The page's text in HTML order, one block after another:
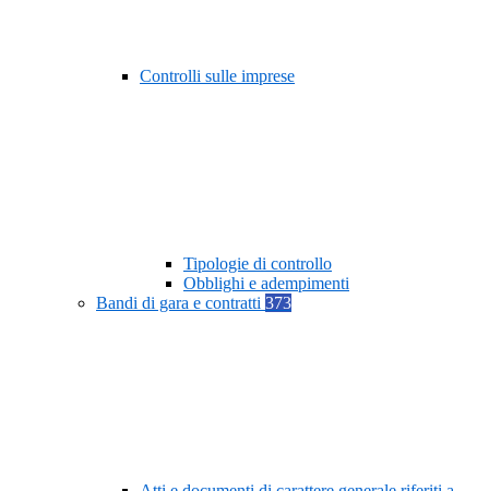
Controlli sulle imprese
Tipologie di controllo
Obblighi e adempimenti
Bandi di gara e contratti 373